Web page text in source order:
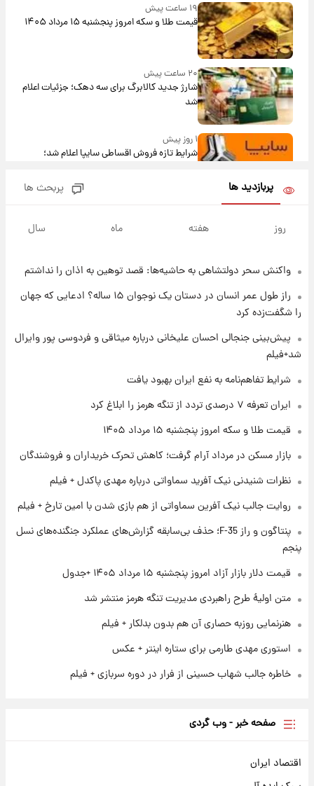
۱۹ ساعت پیش
قیمت طلا و سکه امروز پنجشنبه ۱۵ مرداد ۱۴۰۵
۲۰ ساعت پیش
شارژ جدید کالابرگ برای سه دهک؛ جزئیات اعلام
شد
۱ روز پیش
شرایط تازه فروش اقساطی سایپا اعلام شد؛
قیمت سکه و طلا فردا
۱ روز پیش
۱ روز پیش
فال روزانه واقعی پنجشنبه ۱۵ مرداد ۱۴۰۵
۱ روز پیش
سود مشارکت چند درصد است؟
پربازدید ها پربحث ها
روز هفته ماه سال
واکنش سحر دولتشاهی به حاشیه‌ها: قصد توهین به اذان را نداشتم
راز طول عمر انسان در دستان یک نوجوان ۱۵ ساله؟ ادعایی که جهان
را شگفت‌زده کرد
پیش‌بینی جنجالی احسان علیخانی درباره میثاقی و فردوسی پور وایرال
شد+فیلم
شرایط تفاهم‌نامه به نفع ایران بهبود یافت
ایران تعرفه ۷ درصدی تردد از تنگه هرمز را ابلاغ کرد
قیمت طلا و سکه امروز پنجشنبه ۱۵ مرداد ۱۴۰۵
بازار مسکن در مرداد آرام گرفت؛ کاهش تحرک خریداران و فروشندگان
نظرات شنیدنی نیک آفرید سماواتی درباره مهدی پاکدل + فیلم
روایت جالب نیک آفرین سماواتی از هم بازی شدن با امین تارخ + فیلم
پنتاگون و راز F-35؛ حذف بی‌سابقه گزارش‌های عملکرد جنگنده‌های نسل
پنجم
قیمت دلار بازار آزاد امروز پنجشنبه ۱۵ مرداد ۱۴۰۵ +جدول
متن اولیۀ طرح راهبردی مدیریت تنگه هرمز منتشر شد
هنرنمایی روزبه حصاری آن هم بدون بدلکار + فیلم
استوری مهدی طارمی برای ستاره اینتر + عکس
خاطره جالب شهاب حسینی از فرار در دوره سربازی + فیلم
صفحه خبر - وب گردی
اقتصاد ایران